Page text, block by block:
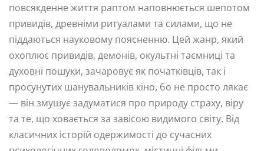
повсякденне життя раптом наповнюється шепотом
привидів, древніми ритуалами та силами, що не
піддаються науковому поясненню. Цей жанр, який
охоплює привидів, демонів, окультні таємниці та
духовні пошуки, зачаровує як початківців, так і
просунутих шанувальників кіно, бо не просто лякає
— він змушує задуматися про природу страху, віру
та те, що ховається за завісою видимого світу. Від
класичних історій одержимості до сучасних